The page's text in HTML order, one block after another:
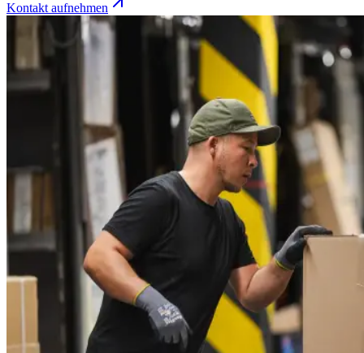
Kontakt aufnehmen